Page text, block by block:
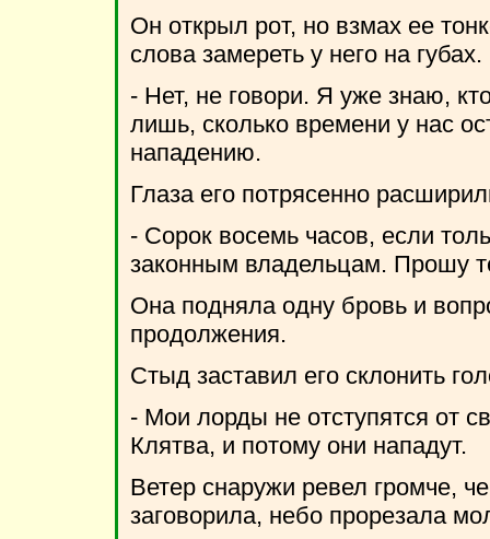
Он открыл рот, но взмах ее
слова замереть у него на губах.
- Нет, не говори. Я уже знаю,
лишь, сколько времени у нас
нападению.
Глаза его потрясенно
- Сорок восемь часов, если
законным владельцам. Прошу
Она подняла одну бровь и
продолжения.
Стыд заставил его склонить
- Мои лорды не отступятся от
Клятва, и потому они нападут.
Ветер снаружи ревел громче,
заговорила, небо прорезала